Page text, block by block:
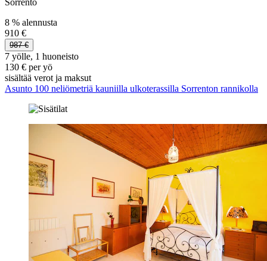
Sorrento
8 % alennusta
910 €
987 €
7 yölle, 1 huoneisto
130 € per yö
sisältää verot ja maksut
Asunto 100 neliömetriä kauniilla ulkoterassilla Sorrenton rannikolla